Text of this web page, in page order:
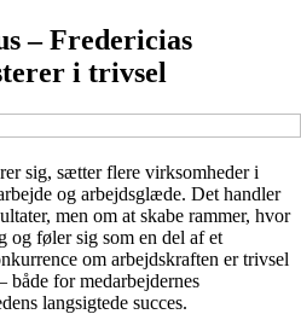
– Fredericias
i trivsel
sig, sætter flere virksomheder i
og arbejdsglæde. Det handler
men om at skabe rammer, hvor
og føler sig som en del af et
om arbejdskraften er trivsel
både for medarbejdernes
langsigtede succes.